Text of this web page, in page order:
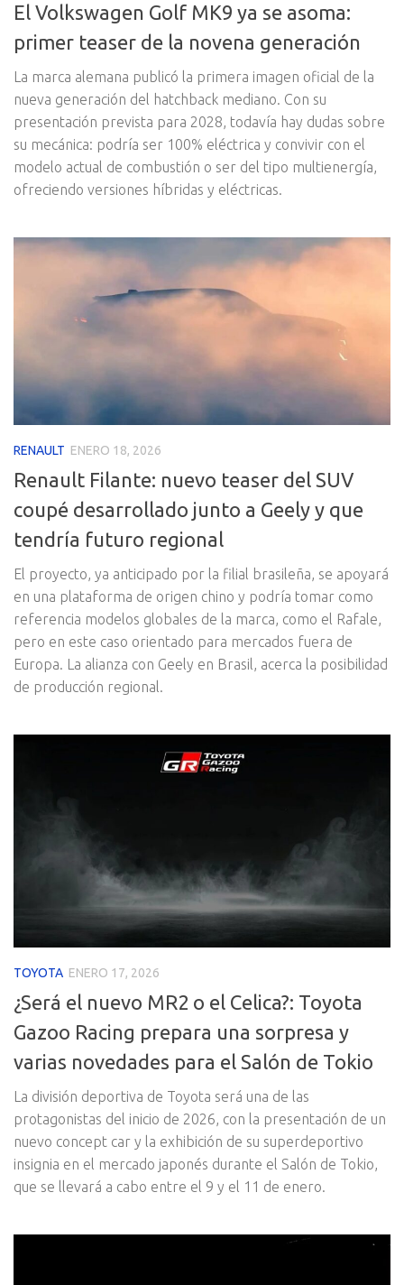
El Volkswagen Golf MK9 ya se asoma:
primer teaser de la novena generación
La marca alemana publicó la primera imagen oficial de la
nueva generación del hatchback mediano. Con su
presentación prevista para 2028, todavía hay dudas sobre
su mecánica: podría ser 100% eléctrica y convivir con el
modelo actual de combustión o ser del tipo multienergía,
ofreciendo versiones híbridas y eléctricas.
RENAULT ENERO 18, 2026
Renault Filante: nuevo teaser del SUV
coupé desarrollado junto a Geely y que
tendría futuro regional
El proyecto, ya anticipado por la filial brasileña, se apoyará
en una plataforma de origen chino y podría tomar como
referencia modelos globales de la marca, como el Rafale,
pero en este caso orientado para mercados fuera de
Europa. La alianza con Geely en Brasil, acerca la posibilidad
de producción regional.
TOYOTA ENERO 17, 2026
¿Será el nuevo MR2 o el Celica?: Toyota
Gazoo Racing prepara una sorpresa y
varias novedades para el Salón de Tokio
La división deportiva de Toyota será una de las
protagonistas del inicio de 2026, con la presentación de un
nuevo concept car y la exhibición de su superdeportivo
insignia en el mercado japonés durante el Salón de Tokio,
que se llevará a cabo entre el 9 y el 11 de enero.